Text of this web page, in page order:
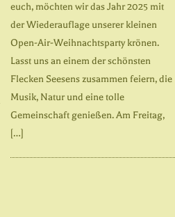
euch, möchten wir das Jahr 2025 mit
der Wiederauflage unserer kleinen
Open-Air-Weihnachtsparty krönen.
Lasst uns an einem der schönsten
Flecken Seesens zusammen feiern, die
Musik, Natur und eine tolle
Gemeinschaft genießen. Am Freitag,
[…]